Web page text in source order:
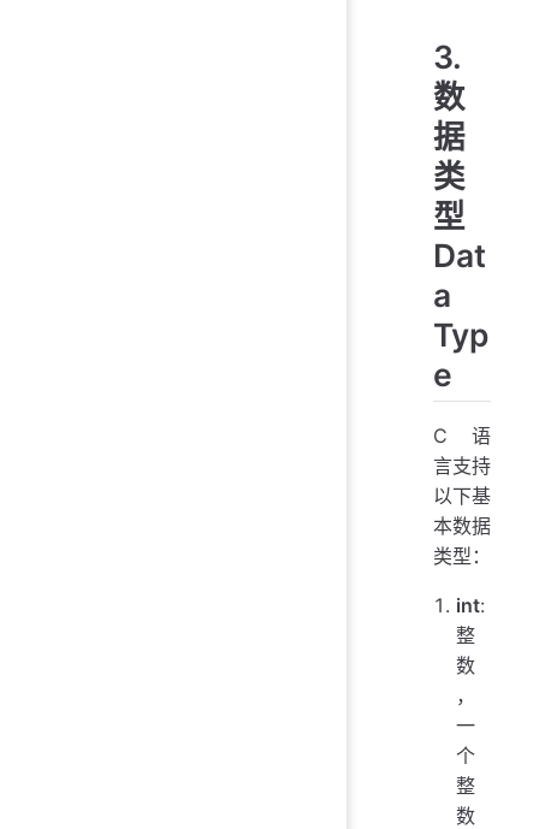
3.
数
据
类
型
Dat
a
Typ
e
C 语
言支持
以下基
本数据
类型：
int:
整
数
，
一
个
整
数